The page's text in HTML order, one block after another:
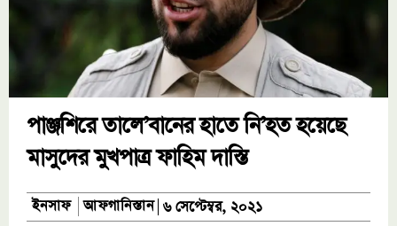
পাঞ্জশিরে তালে’বানের হাতে নি’হত হয়েছে
মাসুদের মুখপাত্র ফাহিম দাস্তি
ইনসাফ আফগানিস্তান ৬ সেপ্টেম্বর, ২০২১